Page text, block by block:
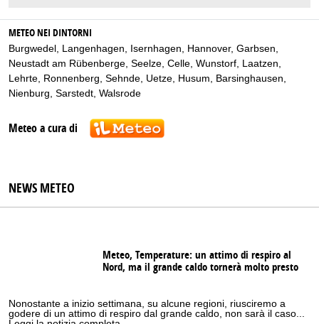
METEO NEI DINTORNI
Burgwedel Langenhagen Isernhagen Hannover, Garbsen
Neustadt am Rübenberge Seelze Celle Wunstorf Laatzen
Lehrte Ronnenberg Sehnde Uetze Husum Barsinghausen
Nienburg Sarstedt Walsrode
Meteo a cura di
NEWS METEO
Meteo, Temperature: un attimo di respiro al
Nord, ma il grande caldo tornerà molto presto
Nonostante a inizio settimana, su alcune regioni, riusciremo a
godere di un attimo di respiro dal grande caldo, non sarà il caso...